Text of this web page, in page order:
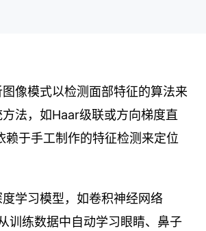
像模式以检测面部特征的算法来
法，如Haar级联或方向梯度直
赖于手工制作的特征检测来定位
学习模型，如卷积神经网络
训练数据中自动学习眼睛、鼻子